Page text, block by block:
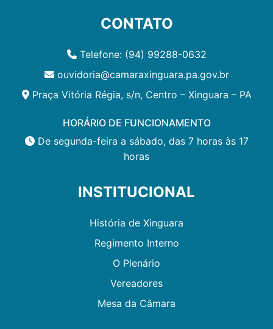
CONTATO
Telefone: (94) 99288-0632
ouvidoria@camaraxinguara.pa.gov.br
Praça Vitória Régia, s/n, Centro – Xinguara – PA
HORÁRIO DE FUNCIONAMENTO
De segunda-feira a sábado, das 7 horas às 17
horas
INSTITUCIONAL
História de Xinguara
Regimento Interno
O Plenário
Vereadores
Mesa da Câmara